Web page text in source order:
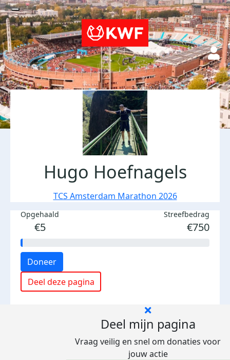
Hugo Hoefnagels
TCS Amsterdam Marathon 2026
Opgehaald
€5
Streefbedrag
€750
Doneer
Deel deze pagina
Deel mijn pagina
Vraag veilig en snel om donaties voor
jouw actie